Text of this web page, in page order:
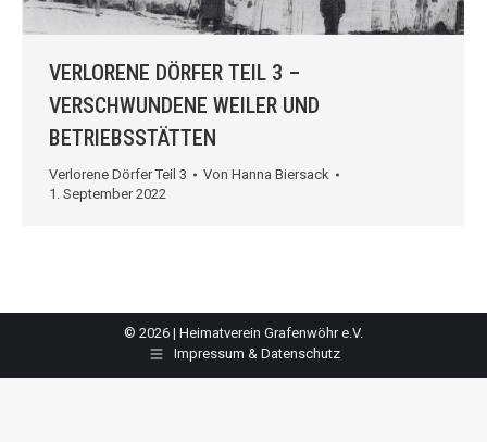
VERLORENE DÖRFER TEIL 3 –
VERSCHWUNDENE WEILER UND
BETRIEBSSTÄTTEN
Verlorene Dörfer Teil 3 Von Hanna Biersack
1. September 2022
© 2026 | Heimatverein Grafenwöhr e.V.
Impressum & Datenschutz